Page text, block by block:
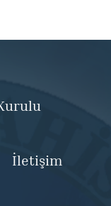
İletişim